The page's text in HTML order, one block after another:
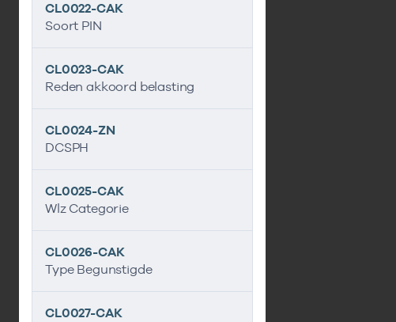
CL0022-CAK
Soort PIN
CL0023-CAK
Reden akkoord belasting
CL0024-ZN
DCSPH
CL0025-CAK
Wlz Categorie
CL0026-CAK
Type Begunstigde
CL0027-CAK